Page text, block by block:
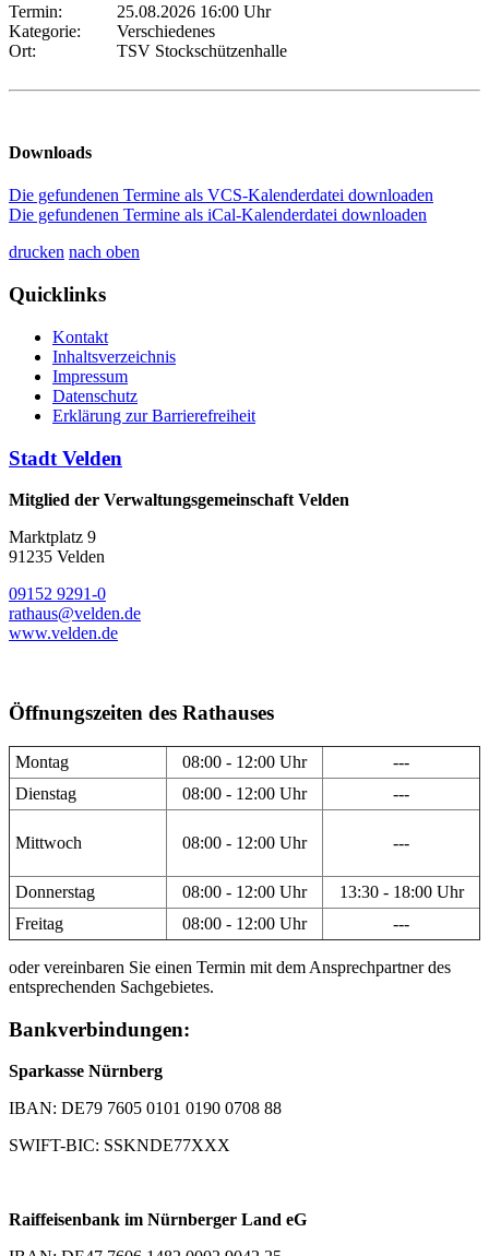
Termin:
25.08.2026 16:00 Uhr
Kategorie:
Verschiedenes
Ort:
TSV Stockschützenhalle
Downloads
Die gefundenen Termine als VCS-Kalenderdatei downloaden
Die gefundenen Termine als iCal-Kalenderdatei downloaden
drucken nach oben
Quicklinks
Kontakt
Inhaltsverzeichnis
Impressum
Datenschutz
Erklärung zur Barrierefreiheit
Stadt Velden
Mitglied der Verwaltungsgemeinschaft Velden
Marktplatz 9
91235 Velden
09152 9291-0
rathaus@velden.de
www.velden.de
Öffnungszeiten des Rathauses
Montag 08:00 - 12:00 Uhr
---
Dienstag
08:00 - 12:00 Uhr ---
Mittwoch 08:00 - 12:00 Uhr ---
Donnerstag 08:00 - 12:00 Uhr
13:30 - 18:00 Uhr
Freitag
08:00 - 12:00 Uhr ---
oder vereinbaren Sie einen Termin mit dem Ansprechpartner des
entsprechenden Sachgebietes.
Bankverbindungen:
Sparkasse Nürnberg
IBAN: DE79 7605 0101 0190 0708 88
SWIFT-BIC: SSKNDE77XXX
Raiffeisenbank im Nürnberger Land eG